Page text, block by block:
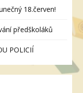
18.červen!
předškoláků
POLICIÍ